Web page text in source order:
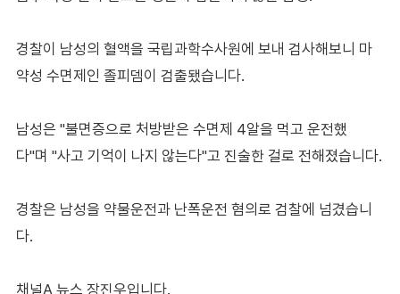
경찰이 남성의 혈액을 국립과학수사원에 보내 검사해보니 마
약성 수면제인 졸피뎀이 검출됐습니다.
남성은 "불면증으로 처방받은 수면제 4알을 먹고 운전했
다"며 "사고 기억이 나지 않는다"고 진술한 걸로 전해졌습니다.
경찰은 남성을 약물운전과 난폭운전 혐의로 검찰에 넘겼습니
다.
채널A 뉴스 장진우입니다.